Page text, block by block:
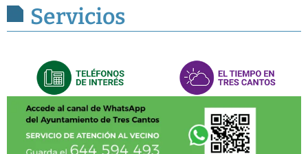
Servicios